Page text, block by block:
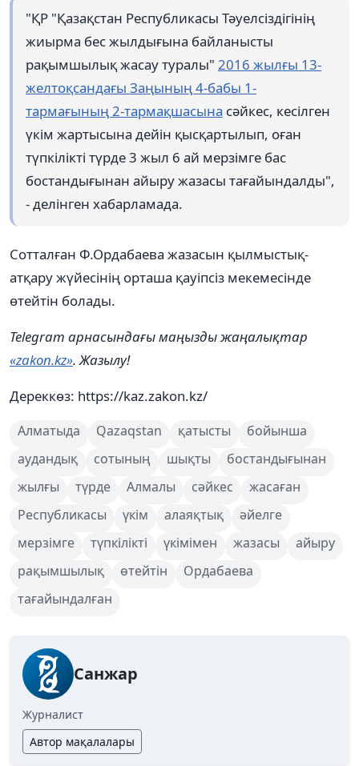
"ҚР "Қазақстан Республикасы Тәуелсіздігінің
жиырма бес жылдығына байланысты
рақымшылық жасау туралы" 2016 жылғы 13-
желтоқсандағы Заңының 4-бабы 1-
тармағының 2-тармақшасына сәйкес, кесілген
үкім жартысына дейін қысқартылып, оған
түпкілікті түрде 3 жыл 6 ай мерзімге бас
бостандығынан айыру жазасы тағайындалды",
- делінген хабарламада.
Сотталған Ф.Ордабаева жазасын қылмыстық-
атқару жүйесінің орташа қауіпсіз мекемесінде
өтейтін болады.
Telegram арнасындағы маңызды жаңалықтар
«zakon.kz». Жазылу!
Дереккөз: https://kaz.zakon.kz/
Алматыда Qazaqstan қатысты
бойынша
аудандық
сотының шықты
бостандығынан
жылғы
түрде Алмалы сәйкес
жасаған
Республикасы
үкім алаяқтық
әйелге
мерзімге
түпкілікті үкімімен жазасы
айыру
рақымшылық
өтейтін
Ордабаева
тағайындалған
Санжар
Журналист
Автор мақалалары